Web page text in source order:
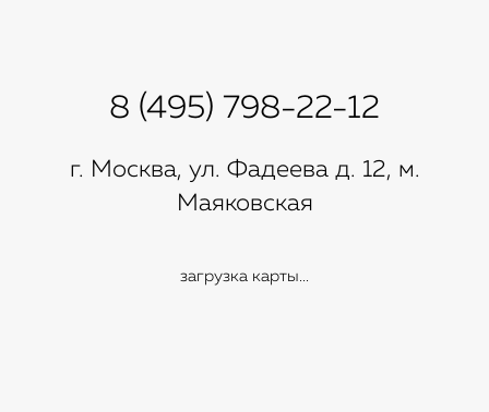
8 (495) 798-22-12
г. Москва, ул. Фадеева д. 12, м.
Маяковская
загрузка карты...